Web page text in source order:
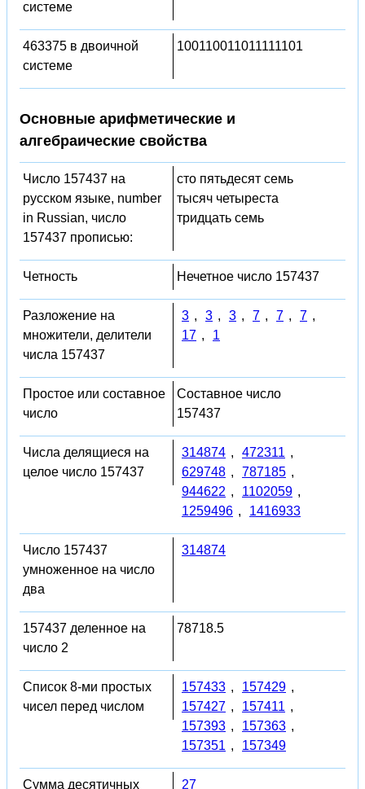
системе
463375 в двоичной
системе
100110011011111101
Основные арифметические и
алгебраические свойства
Число 157437 на
русском языке, number
in Russian, число
157437 прописью:
сто пятьдесят семь
тысяч четыреста
тридцать семь
Четность Нечетное число 157437
Разложение на
множители, делители
числа 157437
3 , 3 , 3 , 7 , 7 , 7 ,
17 , 1
Простое или составное
число
Составное число
157437
Числа делящиеся на
целое число 157437
314874 , 472311 ,
629748 , 787185 ,
944622 , 1102059 ,
1259496 , 1416933
Число 157437
умноженное на число
два
314874
157437 деленное на
число 2
78718.5
Список 8-ми простых
чисел перед числом
157433 , 157429 ,
157427 , 157411 ,
157393 , 157363 ,
157351 , 157349
Сумма десятичных
27